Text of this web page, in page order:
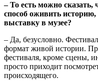
‒ То есть можно сказать,
способ оживить
выставку в музее?
‒ Да, безусловно.
формат живой истории.
фестиваля, кроме сцены,
просто приходит
происходящего.